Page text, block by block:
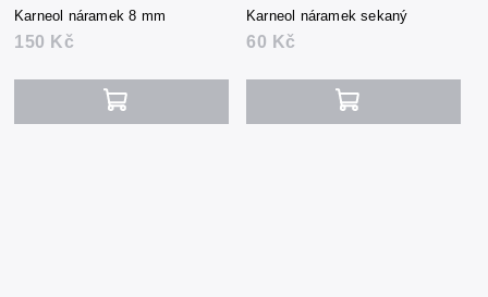
Karneol náramek 8 mm
150 Kč
Karneol náramek sekaný
60 Kč